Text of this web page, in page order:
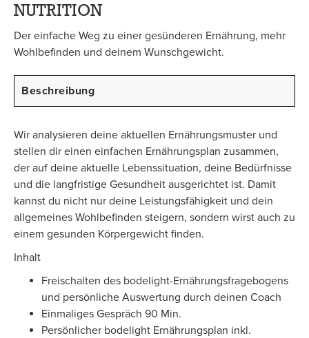
NUTRITION
Der einfache Weg zu einer gesünderen Ernährung, mehr
Wohlbefinden und deinem Wunschgewicht.
Beschreibung
Wir analysieren deine aktuellen Ernährungsmuster und
stellen dir einen einfachen Ernährungsplan zusammen,
der auf deine aktuelle Lebenssituation, deine Bedürfnisse
und die langfristige Gesundheit ausgerichtet ist. Damit
kannst du nicht nur deine Leistungsfähigkeit und dein
allgemeines Wohlbefinden steigern, sondern wirst auch zu
einem gesunden Körpergewicht finden.
Inhalt
Freischalten des bodelight-Ernährungsfragebogens
und persönliche Auswertung durch deinen Coach
Einmaliges Gespräch 90 Min.
Persönlicher bodelight Ernährungsplan inkl.